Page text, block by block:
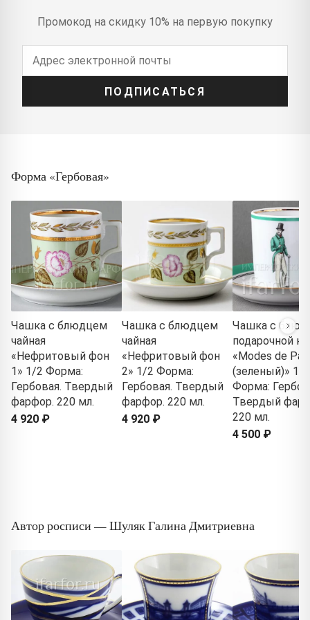
Промокод на скидку 10% на первую покупку
ПОДПИСАТЬСЯ
Форма «Гербовая»
Чашка с блюдцем
чайная
«Нефритовый фон
1» 1/2 Форма:
Гербовая. Твердый
фарфор. 220 мл.
4 920 ₽
Чашка с блюдцем
чайная
«Нефритовый фон
2» 1/2 Форма:
Гербовая. Твердый
фарфор. 220 мл.
4 920 ₽
Чашка с
подарочной
«Modes de
(зеленый)» 1/2
Форма:
Твердый
220 мл.
4 500 ₽
Автор росписи — Шуляк Галина Дмитриевна